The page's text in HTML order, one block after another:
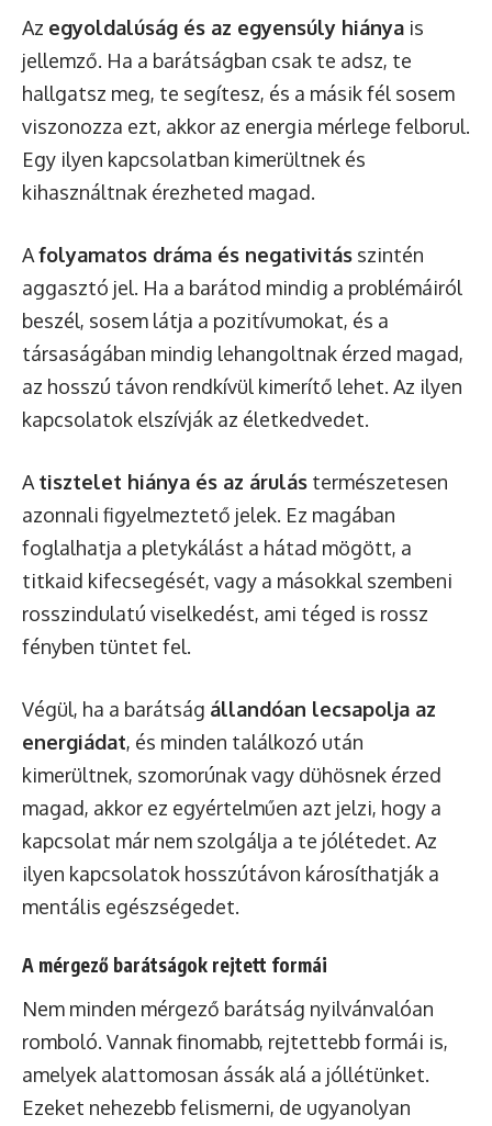
Az egyoldalúság és az egyensúly hiánya is
jellemző. Ha a barátságban csak te adsz, te
hallgatsz meg, te segítesz, és a másik fél sosem
viszonozza ezt, akkor az energia mérlege felborul.
Egy ilyen kapcsolatban kimerültnek és
kihasználtnak érezheted magad.
Afolyamatos dráma és negativitás szintén
aggasztó jel. Ha a barátod mindig a problémáiról
beszél, sosem látja a pozitívumokat, és a
társaságában mindig lehangoltnak érzed magad,
az hosszú távon rendkívül kimerítő lehet. Az ilyen
kapcsolatok elszívják az életkedvedet.
A tisztelet hiánya és az árulás természetesen
azonnali figyelmeztető jelek. Ez magában
foglalhatja a pletykálást a hátad mögött, a
titkaid kifecsegését, vagy a másokkal szembeni
rosszindulatú viselkedést, ami téged is rossz
fényben tüntet fel.
Végül, ha a barátság állandóan lecsapolja az
energiádat, és minden találkozó után
kimerültnek, szomorúnak vagy dühösnek érzed
magad, akkor ez egyértelműen azt jelzi, hogy a
kapcsolat már nem szolgálja a te jólétedet. Az
ilyen kapcsolatok hosszútávon károsíthatják a
mentális egészségedet.
A mérgező barátságok rejtett formái
Nem minden mérgező barátság nyilvánvalóan
romboló. Vannak finomabb, rejtettebb formái is,
amelyek alattomosan ássák alá a jóllétünket.
Ezeket nehezebb felismerni, de ugyanolyan